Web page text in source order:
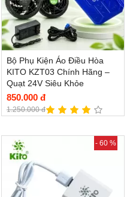
Bộ Phụ Kiện Áo Điều Hòa
KITO KZT03 Chính Hãng –
Quạt 24V Siêu Khỏe
850.000 đ
1.250.000 đ
- 60 %